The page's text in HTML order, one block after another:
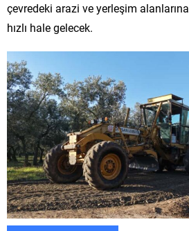
çevredeki arazi ve yerleşim
hızlı hale gelecek.